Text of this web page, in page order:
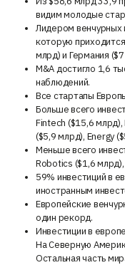
видим молодые
Лидером венчурных
которую
млрд) и Германия
M&A достигло 1,6
наблюдений.
Все стартапы
Больше всего
Fintech ($15,6
($5,9 млрд), Energy
Меньше всего
Robotics ($1,6
59% инвестиций в
иностранным
Европейские
один рекорд.
Инвестиции в
На Северную
Остальная часть